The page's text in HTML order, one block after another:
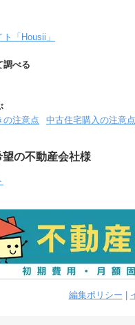
「Housii」
調べる
の注意点
中古住宅購入の注意点
の不動産会社様
編集ポリシー